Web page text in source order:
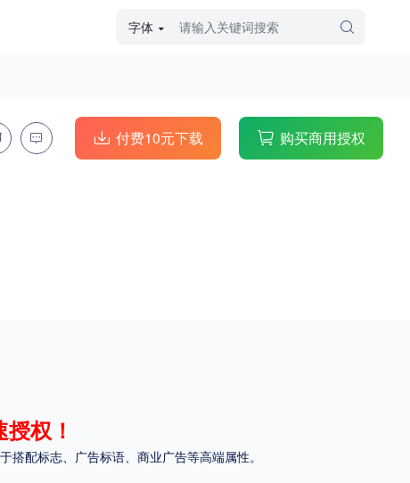
硬笔手写 毛笔飞白 粉笔勾绘 个性书体
地区
字体
付费10元下载 购买商用授权
权！
配标志、广告标语、商业广告等高端属性。